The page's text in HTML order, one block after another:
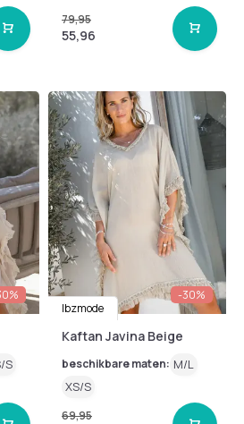
79,95
55,96
S
-30%
Ibzmode
Kaftan Javina Beige
beschikbare maten: M/L
XS/S
69,95